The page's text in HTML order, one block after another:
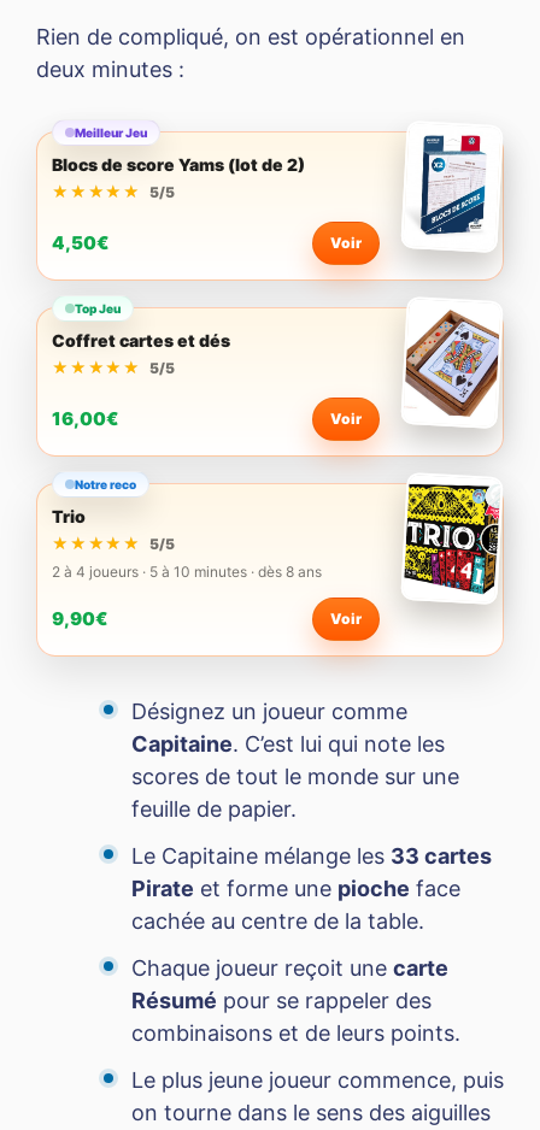
Rien de compliqué, on est opérationnel en
deux minutes :
Meilleur Jeu
Blocs de score Yams (lot de 2)
★★★★★
★★★★★ 5/5
4,50€ Voir
Top Jeu
Coffret cartes et dés
★★★★★
★★★★★ 5/5
16,00€ Voir
Notre reco
Trio
★★★★★
★★★★★
5/5
2 à 4 joueurs · 5 à 10 minutes · dès 8 ans
9,90€ Voir
Désignez un joueur comme
Capitaine. C’est lui qui note les
scores de tout le monde sur une
feuille de papier.
Le Capitaine mélange les 33 cartes
Pirate et forme une pioche face
cachée au centre de la table.
Chaque joueur reçoit une carte
Résumé pour se rappeler des
combinaisons et de leurs points.
Le plus jeune joueur commence, puis
on tourne dans le sens des aiguilles